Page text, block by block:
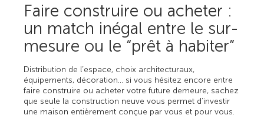
Faire construire ou acheter :
un match inégal entre le sur-
mesure ou le “prêt à habiter”
Distribution de l’espace, choix architecturaux,
équipements, décoration… si vous hésitez encore entre
faire construire ou acheter votre future demeure, sachez
que seule la construction neuve vous permet d’investir
une maison entièrement conçue par vous et pour vous.